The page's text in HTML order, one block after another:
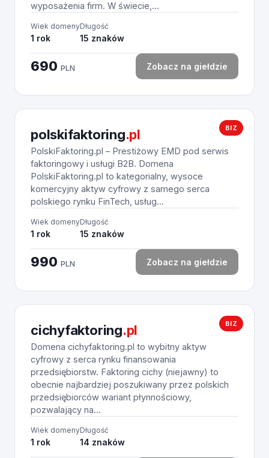
wyposażenia firm. W świecie,...
Wiek domeny
1 rok
Długość
15 znaków
690 PLN Zobacz na giełdzie
BIZ
polskifaktoring.pl
PolskiFaktoring.pl – Prestiżowy EMD pod serwis
faktoringowy i usługi B2B. Domena
PolskiFaktoring.pl to kategorialny, wysoce
komercyjny aktyw cyfrowy z samego serca
polskiego rynku FinTech, usług...
Wiek domeny
1 rok
Długość
15 znaków
990 PLN Zobacz na giełdzie
BIZ
cichyfaktoring.pl
Domena cichyfaktoring.pl to wybitny aktyw
cyfrowy z serca rynku finansowania
przedsiębiorstw. Faktoring cichy (niejawny) to
obecnie najbardziej poszukiwany przez polskich
przedsiębiorców wariant płynnościowy,
pozwalający na...
Wiek domeny
1 rok
Długość
14 znaków